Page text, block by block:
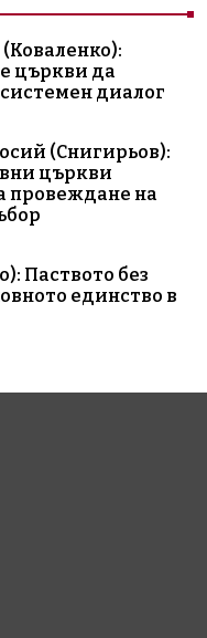
църкви да
диалог
(Снигирьов):
църкви
провеждане на
Паството без
единство в